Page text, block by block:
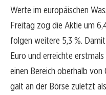
Werte im europäischen
Freitag zog die Aktie um
folgen weitere 5,3 %.
Euro und erreichte
einen Bereich oberhalb von
galt an der Börse zuletzt